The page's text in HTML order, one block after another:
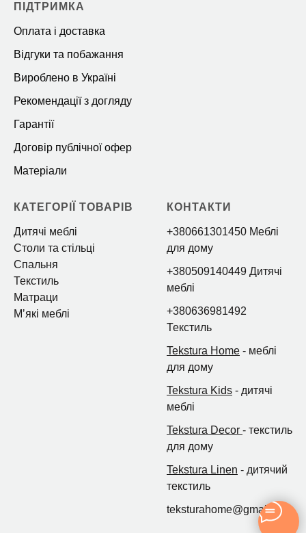
ПІДТРИМКА
Оплата і доставка
Відгуки та побажання
Вироблено в Україні
Рекомендації з догляду
Гарантії
Договір публічної офер
Матеріали
КАТЕГОРІЇ ТОВАРІВ
Дитячі меблі
Столи та стільці
Спальня
Текстиль
Матраци
Мʼякі меблі
КОНТАКТИ
+380661301450 Меблі
для дому
+380509140449 Дитячі
меблі
+380636981492
Текстиль
Tekstura Home - меблі
для дому
Tekstura Kids - дитячі
меблі
Tekstura Decor - текстиль
для дому
Tekstura Linen - дитячий
текстиль
teksturahome@gmail.com